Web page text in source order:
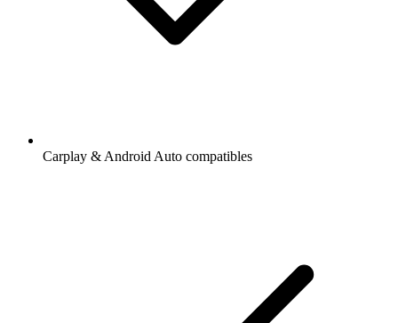
Carplay & Android Auto compatibles